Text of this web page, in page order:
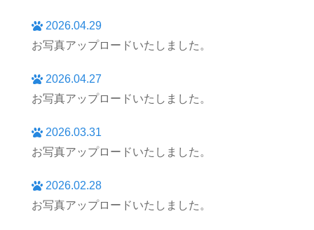
2026.04.29
お写真アップロードいたしました。
2026.04.27
お写真アップロードいたしました。
2026.03.31
お写真アップロードいたしました。
2026.02.28
お写真アップロードいたしました。